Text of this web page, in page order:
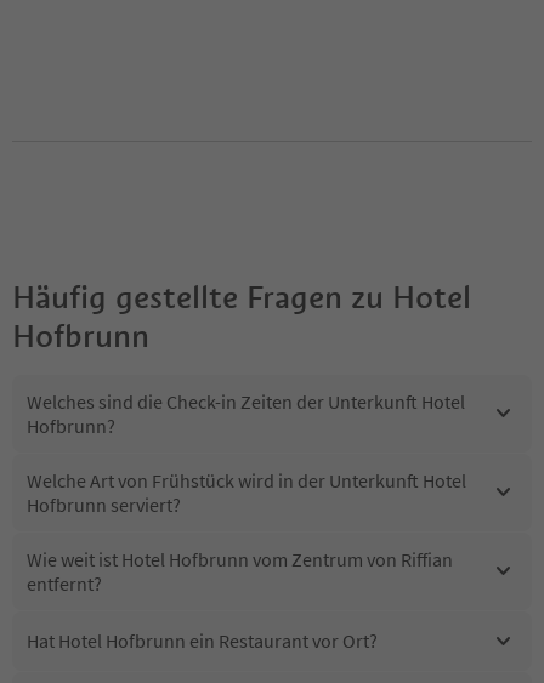
Häufig gestellte Fragen zu Hotel
Hofbrunn
Welches sind die Check-in Zeiten der Unterkunft Hotel
Hofbrunn?
Welche Art von Frühstück wird in der Unterkunft Hotel
Hofbrunn serviert?
Wie weit ist Hotel Hofbrunn vom Zentrum von Riffian
entfernt?
Hat Hotel Hofbrunn ein Restaurant vor Ort?